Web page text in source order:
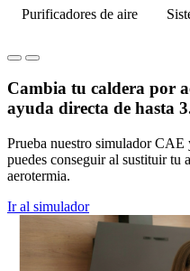
Purificadores de aire
Cambia tu caldera por
ayuda directa de hasta
Prueba nuestro simulador CAE
puedes conseguir al sustituir tu
aerotermia.
Ir al simulador